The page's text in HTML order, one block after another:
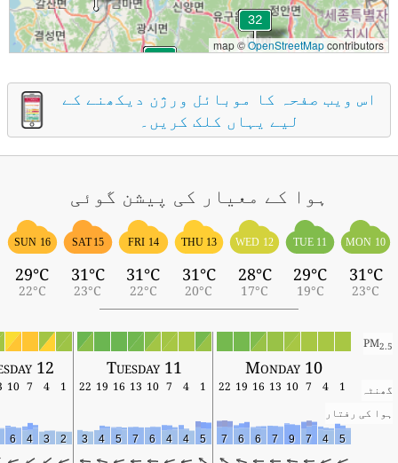
map ©OpenStreetMapcontributors
اس ویب صفحہ کا موبائل ورژن دیکھنے کے
لیے یہاں کلک کریں۔
ہوا کے معیار کی پیشن گوئی
MON 10
31°C
23°C
TUE 11
29°C
19°C
WED 12
28°C
17°C
THU 13
31°C
20°C
FRI 14
31°C
22°C
SAT 15
31°C
23°C
SUN 16
29°C
22°C
PM2.5
Monday 10
Tuesday 11
12
گھنٹہ 1
4
7
10
13
16
19
22
1
4
7
10
13
16
19
22
1
4
7
10
ہوا کی رفتار
5
4
7
9
7
6
6
7
5
4
4
6
7
5
4
3
2
3
4
6